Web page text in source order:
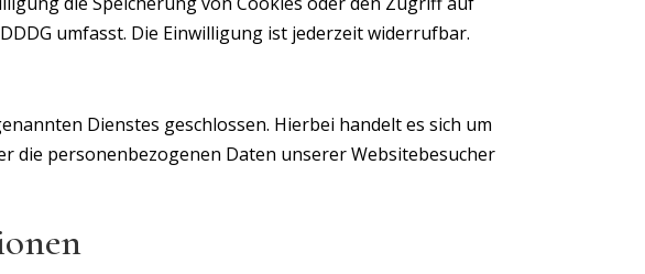
umfasst. Die Einwilligung ist jederzeit widerrufbar.
Dienstes geschlossen. Hierbei handelt es sich um
die personenbezogenen Daten unserer Websitebesucher